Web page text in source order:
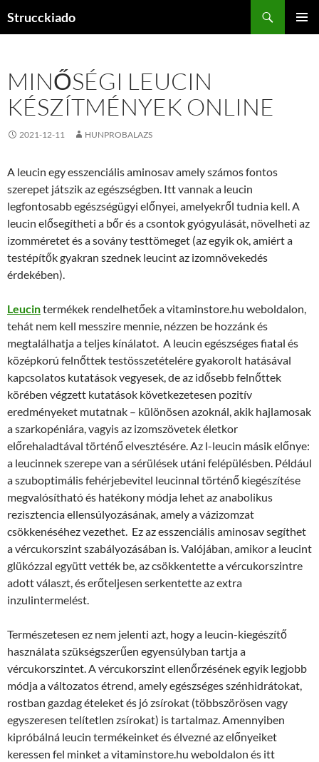
Strucckiado
MINŐSÉGI LEUCIN
KÉSZÍTMÉNYEK ONLINE
2021-12-11 HUNPROBALAZS
A leucin egy esszenciális aminosav amely számos fontos
szerepet játszik az egészségben. Itt vannak a leucin
legfontosabb egészségügyi előnyei, amelyekről tudnia kell. A
leucin elősegítheti a bőr és a csontok gyógyulását, növelheti az
izomméretet és a sovány testtömeget (az egyik ok, amiért a
testépítők gyakran szednek leucint az izomnövekedés
érdekében).
Leucintermékek rendelhetőek a vitaminstore.hu weboldalon,
tehát nem kell messzire mennie, nézzen be hozzánk és
megtalálhatja a teljes kínálatot. A leucin egészséges fiatal és
középkorú felnőttek testösszetételére gyakorolt ​​hatásával
kapcsolatos kutatások vegyesek, de az idősebb felnőttek
körében végzett kutatások következetesen pozitív
eredményeket mutatnak – különösen azoknál, akik hajlamosak
a szarkopéniára, vagyis az izomszövetek életkor
előrehaladtával történő elvesztésére. Az l-leucin másik előnye:
a leucinnek szerepe van a sérülések utáni felépülésben. Például
a szuboptimális fehérjebevitel leucinnal történő kiegészítése
megvalósítható és hatékony módja lehet az anabolikus
rezisztencia ellensúlyozásának, amely a vázizomzat
csökkenéséhez vezethet. Ez az esszenciális aminosav segíthet
a vércukorszint szabályozásában is. Valójában, amikor a leucint
glükózzal együtt vették be, az csökkentette a vércukorszintre
adott választ, és erőteljesen serkentette az extra
inzulintermelést.
Természetesen ez nem jelenti azt, hogy a leucin-kiegészítő
használata szükségszerűen egyensúlyban tartja a
vércukorszintet. A vércukorszint ellenőrzésének egyik legjobb
módja a változatos étrend, amely egészséges szénhidrátokat,
rostban gazdag ételeket és jó zsírokat (többszörösen vagy
egyszeresen telítetlen zsírokat) is tartalmaz. Amennyiben
kipróbálná leucin termékeinket és élvezné az előnyeiket
keressen fel minket a vitaminstore.hu weboldalon és itt